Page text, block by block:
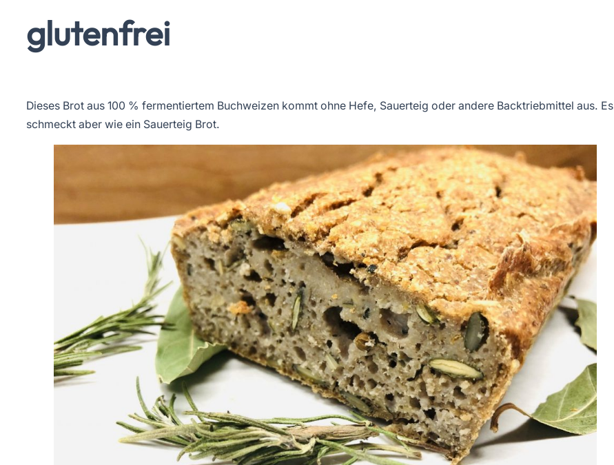
glutenfrei
Dieses Brot aus 100 % fermentiertem Buchweizen kommt ohne Hefe, Sauerteig oder andere Backtriebmittel aus. Es
schmeckt aber wie ein Sauerteig Brot.